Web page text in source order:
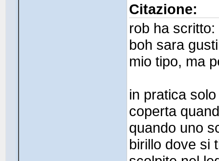
Citazione:
rob ha scritto:
boh sara
mio tipo, ma
in pratica
coperta
quando uno
birillo dove si